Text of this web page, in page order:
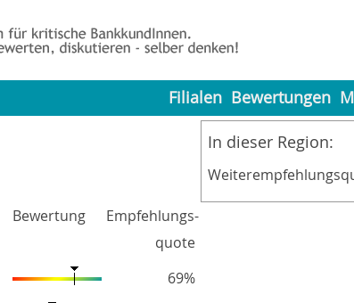
Filialen Bewertungen
In dieser Region:
Bewertung
Empfehlungs-
quote
69%